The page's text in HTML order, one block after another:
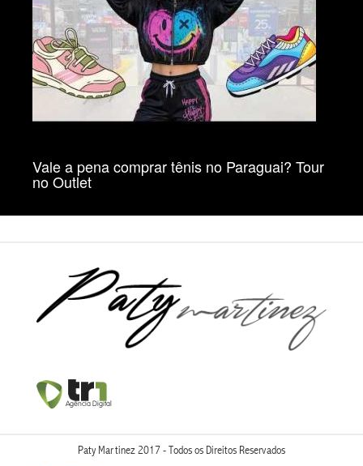
Vale a pena comprar tênis no Paraguai? Tour
no Outlet
Paty Martinez 2017 - Todos os Direitos Reservados